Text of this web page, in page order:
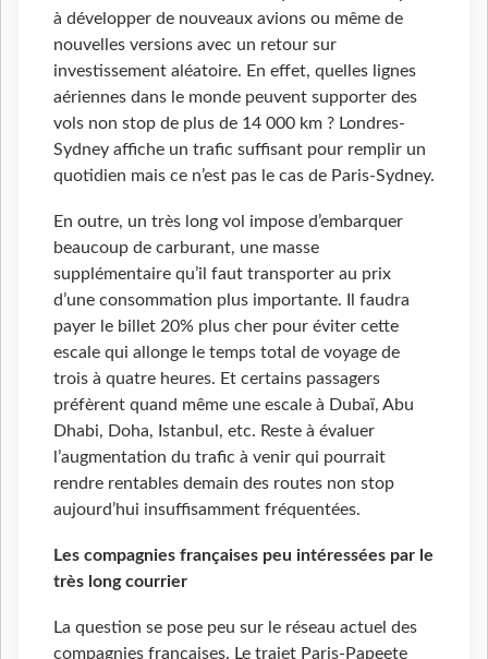
à développer de nouveaux avions ou même de
nouvelles versions avec un retour sur
investissement aléatoire. En effet, quelles lignes
aériennes dans le monde peuvent supporter des
vols non stop de plus de 14 000 km ? Londres-
Sydney affiche un trafic suffisant pour remplir un
quotidien mais ce n’est pas le cas de Paris-Sydney.
En outre, un très long vol impose d’embarquer
beaucoup de carburant, une masse
supplémentaire qu’il faut transporter au prix
d’une consommation plus importante. Il faudra
payer le billet 20% plus cher pour éviter cette
escale qui allonge le temps total de voyage de
trois à quatre heures. Et certains passagers
préfèrent quand même une escale à Dubaï, Abu
Dhabi, Doha, Istanbul, etc. Reste à évaluer
l’augmentation du trafic à venir qui pourrait
rendre rentables demain des routes non stop
aujourd’hui insuffisamment fréquentées.
Les compagnies françaises peu intéressées par le
très long courrier
La question se pose peu sur le réseau actuel des
compagnies françaises. Le trajet Paris-Papeete